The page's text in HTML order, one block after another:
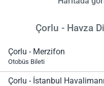
Çorlu - Havza
Çorlu - Merzifon
Otobüs Bileti
Çorlu - İstanbul Havalimanı